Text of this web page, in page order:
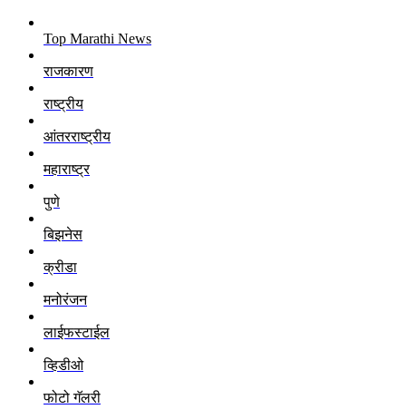
Top Marathi News
राजकारण
राष्ट्रीय
आंतरराष्ट्रीय
महाराष्ट्र
पुणे
बिझनेस
क्रीडा
मनोरंजन
लाईफस्टाईल
व्हिडीओ
फोटो गॅलरी